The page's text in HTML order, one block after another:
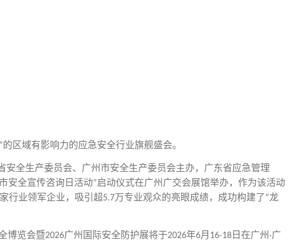
”的区域有影响力的应急安全行业旗舰盛会。
安全生产委员会、广州市安全生产委员会主办，广东省应急管理
安全宣传咨询日活动”启动仪式在广州广交会展馆举办，作为该活动
家行业领军企业，吸引超5.7万专业观众的亮眼成绩，成功构建了“龙
博览会暨2026广州国际安全防护展将于2026年6月 16-18 日在广州 ·广